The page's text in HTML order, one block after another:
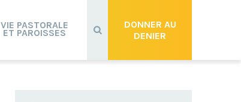
DONNER AU
DENIER
VIE PASTORALE
ET PAROISSES